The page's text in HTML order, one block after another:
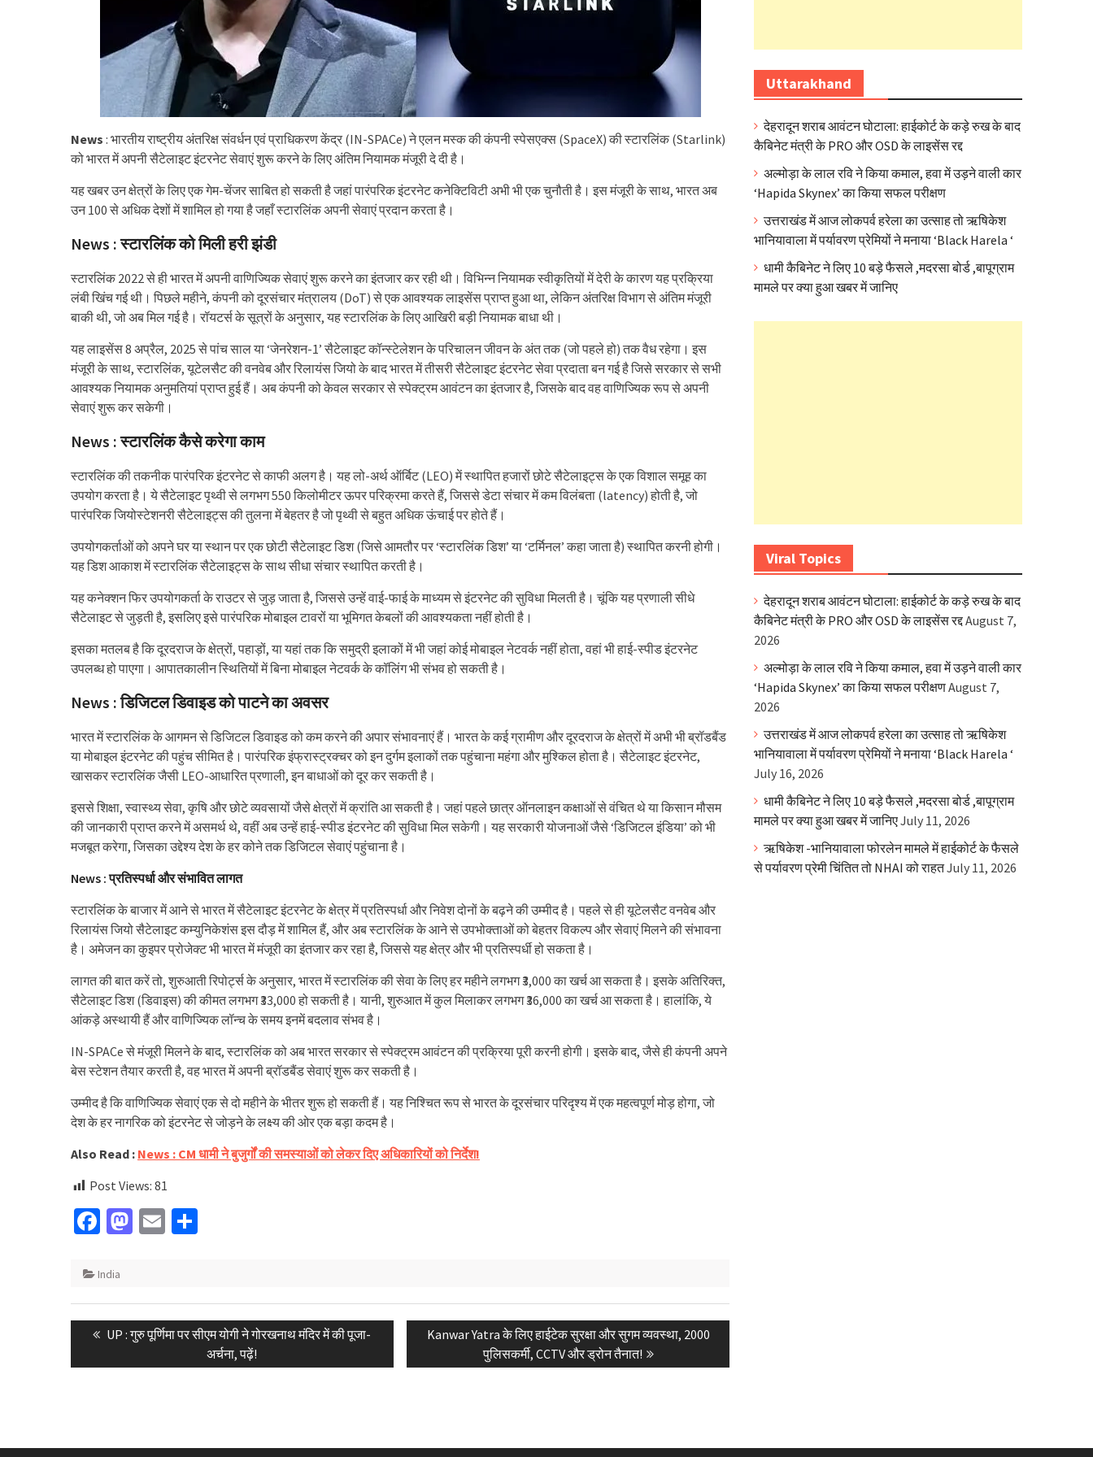
News : भारतीय राष्ट्रीय अंतरिक्ष संवर्धन एवं प्राधिकरण केंद्र (IN-SPACe) ने एलन मस्क की कंपनी स्पेसएक्स (SpaceX) की स्टारलिंक (Starlink)
को भारत में अपनी सैटेलाइट इंटरनेट सेवाएं शुरू करने के लिए अंतिम नियामक मंजूरी दे दी है।
यह खबर उन क्षेत्रों के लिए एक गेम-चेंजर साबित हो सकती है जहां पारंपरिक इंटरनेट कनेक्टिविटी अभी भी एक चुनौती है। इस मंजूरी के साथ, भारत अब
उन 100 से अधिक देशों में शामिल हो गया है जहाँ स्टारलिंक अपनी सेवाएं प्रदान करता है।
News : स्टारलिंक को मिली हरी झंडी
स्टारलिंक 2022 से ही भारत में अपनी वाणिज्यिक सेवाएं शुरू करने का इंतजार कर रही थी। विभिन्न नियामक स्वीकृतियों में देरी के कारण यह प्रक्रिया
लंबी खिंच गई थी। पिछले महीने, कंपनी को दूरसंचार मंत्रालय (DoT) से एक आवश्यक लाइसेंस प्राप्त हुआ था, लेकिन अंतरिक्ष विभाग से अंतिम मंजूरी
बाकी थी, जो अब मिल गई है। रॉयटर्स के सूत्रों के अनुसार, यह स्टारलिंक के लिए आखिरी बड़ी नियामक बाधा थी।
यह लाइसेंस 8 अप्रैल, 2025 से पांच साल या ‘जेनरेशन-1’ सैटेलाइट कॉन्स्टेलेशन के परिचालन जीवन के अंत तक (जो पहले हो) तक वैध रहेगा। इस
मंजूरी के साथ, स्टारलिंक, यूटेलसैट की वनवेब और रिलायंस जियो के बाद भारत में तीसरी सैटेलाइट इंटरनेट सेवा प्रदाता बन गई है जिसे सरकार से सभी
आवश्यक नियामक अनुमतियां प्राप्त हुई हैं। अब कंपनी को केवल सरकार से स्पेक्ट्रम आवंटन का इंतजार है, जिसके बाद वह वाणिज्यिक रूप से अपनी
सेवाएं शुरू कर सकेगी।
News : स्टारलिंक कैसे करेगा काम
स्टारलिंक की तकनीक पारंपरिक इंटरनेट से काफी अलग है। यह लो-अर्थ ऑर्बिट (LEO) में स्थापित हजारों छोटे सैटेलाइट्स के एक विशाल समूह का
उपयोग करता है। ये सैटेलाइट पृथ्वी से लगभग 550 किलोमीटर ऊपर परिक्रमा करते हैं, जिससे डेटा संचार में कम विलंबता (latency) होती है, जो
पारंपरिक जियोस्टेशनरी सैटेलाइट्स की तुलना में बेहतर है जो पृथ्वी से बहुत अधिक ऊंचाई पर होते हैं।
उपयोगकर्ताओं को अपने घर या स्थान पर एक छोटी सैटेलाइट डिश (जिसे आमतौर पर ‘स्टारलिंक डिश’ या ‘टर्मिनल’ कहा जाता है) स्थापित करनी होगी।
यह डिश आकाश में स्टारलिंक सैटेलाइट्स के साथ सीधा संचार स्थापित करती है।
यह कनेक्शन फिर उपयोगकर्ता के राउटर से जुड़ जाता है, जिससे उन्हें वाई-फाई के माध्यम से इंटरनेट की सुविधा मिलती है। चूंकि यह प्रणाली सीधे
सैटेलाइट से जुड़ती है, इसलिए इसे पारंपरिक मोबाइल टावरों या भूमिगत केबलों की आवश्यकता नहीं होती है।
इसका मतलब है कि दूरदराज के क्षेत्रों, पहाड़ों, या यहां तक कि समुद्री इलाकों में भी जहां कोई मोबाइल नेटवर्क नहीं होता, वहां भी हाई-स्पीड इंटरनेट
उपलब्ध हो पाएगा। आपातकालीन स्थितियों में बिना मोबाइल नेटवर्क के कॉलिंग भी संभव हो सकती है।
News : डिजिटल डिवाइड को पाटने का अवसर
भारत में स्टारलिंक के आगमन से डिजिटल डिवाइड को कम करने की अपार संभावनाएं हैं। भारत के कई ग्रामीण और दूरदराज के क्षेत्रों में अभी भी ब्रॉडबैंड
या मोबाइल इंटरनेट की पहुंच सीमित है। पारंपरिक इंफ्रास्ट्रक्चर को इन दुर्गम इलाकों तक पहुंचाना महंगा और मुश्किल होता है। सैटेलाइट इंटरनेट,
खासकर स्टारलिंक जैसी LEO-आधारित प्रणाली, इन बाधाओं को दूर कर सकती है।
इससे शिक्षा, स्वास्थ्य सेवा, कृषि और छोटे व्यवसायों जैसे क्षेत्रों में क्रांति आ सकती है। जहां पहले छात्र ऑनलाइन कक्षाओं से वंचित थे या किसान मौसम
की जानकारी प्राप्त करने में असमर्थ थे, वहीं अब उन्हें हाई-स्पीड इंटरनेट की सुविधा मिल सकेगी। यह सरकारी योजनाओं जैसे ‘डिजिटल इंडिया’ को भी
मजबूत करेगा, जिसका उद्देश्य देश के हर कोने तक डिजिटल सेवाएं पहुंचाना है।
News : प्रतिस्पर्धा और संभावित लागत
स्टारलिंक के बाजार में आने से भारत में सैटेलाइट इंटरनेट के क्षेत्र में प्रतिस्पर्धा और निवेश दोनों के बढ़ने की उम्मीद है। पहले से ही यूटेलसैट वनवेब और
रिलायंस जियो सैटेलाइट कम्युनिकेशंस इस दौड़ में शामिल हैं, और अब स्टारलिंक के आने से उपभोक्ताओं को बेहतर विकल्प और सेवाएं मिलने की संभावना
है। अमेजन का कुइपर प्रोजेक्ट भी भारत में मंजूरी का इंतजार कर रहा है, जिससे यह क्षेत्र और भी प्रतिस्पर्धी हो सकता है।
लागत की बात करें तो, शुरुआती रिपोर्ट्स के अनुसार, भारत में स्टारलिंक की सेवा के लिए हर महीने लगभग ₹3,000 का खर्च आ सकता है। इसके अतिरिक्त,
सैटेलाइट डिश (डिवाइस) की कीमत लगभग ₹33,000 हो सकती है। यानी, शुरुआत में कुल मिलाकर लगभग ₹36,000 का खर्च आ सकता है। हालांकि, ये
आंकड़े अस्थायी हैं और वाणिज्यिक लॉन्च के समय इनमें बदलाव संभव है।
IN-SPACe से मंजूरी मिलने के बाद, स्टारलिंक को अब भारत सरकार से स्पेक्ट्रम आवंटन की प्रक्रिया पूरी करनी होगी। इसके बाद, जैसे ही कंपनी अपने
बेस स्टेशन तैयार करती है, वह भारत में अपनी ब्रॉडबैंड सेवाएं शुरू कर सकती है।
उम्मीद है कि वाणिज्यिक सेवाएं एक से दो महीने के भीतर शुरू हो सकती हैं। यह निश्चित रूप से भारत के दूरसंचार परिदृश्य में एक महत्वपूर्ण मोड़ होगा, जो
देश के हर नागरिक को इंटरनेट से जोड़ने के लक्ष्य की ओर एक बड़ा कदम है।
Also Read : News : CM धामी ने बुजुर्गों की समस्याओं को लेकर दिए अधिकारियों को निर्देश!
Post Views: 81
Facebook
Mastodon
Email
India
Post
navigation
Previous
UP : गुरु पूर्णिमा पर सीएम योगी ने गोरखनाथ मंदिर में की पूजा-
अर्चना, पढ़ें!
Next
Kanwar Yatra के लिए हाईटेक सुरक्षा और सुगम व्यवस्था, 2000
पुलिसकर्मी, CCTV और ड्रोन तैनात!
Uttarakhand
देहरादून शराब आवंटन घोटाला: हाईकोर्ट के कड़े रुख के बाद
कैबिनेट मंत्री के PRO और OSD के लाइसेंस रद्द
अल्मोड़ा के लाल रवि ने किया कमाल, हवा में उड़ने वाली कार
‘Hapida Skynex’ का किया सफल परीक्षण
उत्तराखंड में आज लोकपर्व हरेला का उत्साह तो ऋषिकेश
भानियावाला में पर्यावरण प्रेमियों ने मनाया ‘Black Harela ‘
धामी कैबिनेट ने लिए 10 बड़े फैसले ,मदरसा बोर्ड ,बापूग्राम
मामले पर क्या हुआ खबर में जानिए
Viral Topics
देहरादून शराब आवंटन घोटाला: हाईकोर्ट के कड़े रुख के बाद
कैबिनेट मंत्री के PRO और OSD के लाइसेंस रद्दAugust 7,
2026
अल्मोड़ा के लाल रवि ने किया कमाल, हवा में उड़ने वाली कार
‘Hapida Skynex’ का किया सफल परीक्षणAugust 7,
2026
उत्तराखंड में आज लोकपर्व हरेला का उत्साह तो ऋषिकेश
भानियावाला में पर्यावरण प्रेमियों ने मनाया ‘Black Harela ‘
July 16, 2026
धामी कैबिनेट ने लिए 10 बड़े फैसले ,मदरसा बोर्ड ,बापूग्राम
मामले पर क्या हुआ खबर में जानिएJuly 11, 2026
ऋषिकेश -भानियावाला फोरलेन मामले में हाईकोर्ट के फैसले
से पर्यावरण प्रेमी चिंतित तो NHAI को राहतJuly 11, 2026